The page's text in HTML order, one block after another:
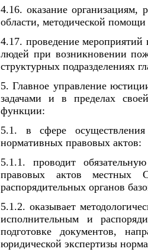
4.16. оказание организациям,
области, методической
4.17. проведение
людей при возникновении
структурных подразделениях
5. Главное управление
задачами и в пределах
функции:
5.1. в сфере осуществления
нормативных правовых актов:
5.1.1. проводит
правовых актов местных
распорядительных органов
5.1.2. оказывает
исполнительным и
подготовке документов,
юридической экспертизы